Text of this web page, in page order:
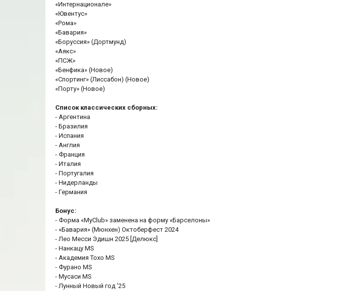
«Интернационале»
«Ювентус»
«Рома»
«Бавария»
«Боруссия» (Дортмунд)
«Аякс»
«ПСЖ»
«Бенфика» (Новое)
«Спортинг» (Лиссабон) (Новое)
«Порту» (Новое)
Список классических сборных:
- Аргентина
- Бразилия
- Испания
- Англия
- Франция
- Италия
- Португалия
- Нидерланды
- Германия
Бонус:
- Форма «MyClub» заменена на форму «Барселоны»
- «Бавария» (Мюнхен) Октоберфест 2024
- Лео Месси Эдишн 2025 [Делюкс]
- Нанкацу MS
- Академия Тохо MS
- Фурано MS
- Мусаси MS
- Лунный Новый год '25